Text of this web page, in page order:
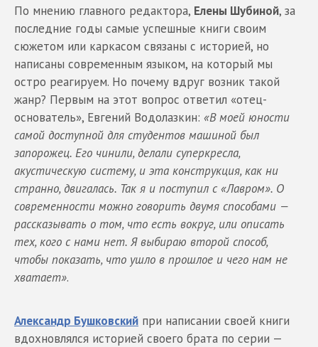
По мнению главного редактора, Елены Шубиной, за
последние годы самые успешные книги своим
сюжетом или каркасом связаны с историей, но
написаны современным языком, на который мы
остро реагируем. Но почему вдруг возник такой
жанр? Первым на этот вопрос ответил «отец-
основатель», Евгений Водолазкин: «В моей юности
самой доступной для студентов машиной был
запорожец. Его чинили, делали суперкресла,
акустическую систему, и эта конструкция, как ни
странно, двигалась. Так я и поступил с «Лавром». О
современности можно говорить двумя способами —
рассказывать о том, что есть вокруг, или описать
тех, кого с нами нет. Я выбираю второй способ,
чтобы показать, что ушло в прошлое и чего нам не
хватает».
Александр Бушковский при написании своей книги
вдохновлялся историей своего брата по серии —